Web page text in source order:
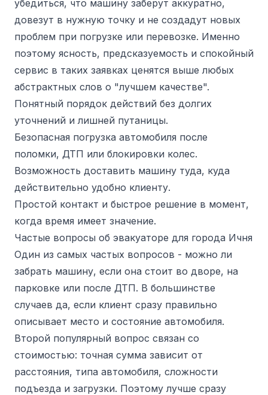
убедиться, что машину заберут аккуратно,
довезут в нужную точку и не создадут новых
проблем при погрузке или перевозке. Именно
поэтому ясность, предсказуемость и спокойный
сервис в таких заявках ценятся выше любых
абстрактных слов о "лучшем качестве".
Понятный порядок действий без долгих
уточнений и лишней путаницы.
Безопасная погрузка автомобиля после
поломки, ДТП или блокировки колес.
Возможность доставить машину туда, куда
действительно удобно клиенту.
Простой контакт и быстрое решение в момент,
когда время имеет значение.
Частые вопросы об эвакуаторе для города Ичня
Один из самых частых вопросов - можно ли
забрать машину, если она стоит во дворе, на
парковке или после ДТП. В большинстве
случаев да, если клиент сразу правильно
описывает место и состояние автомобиля.
Второй популярный вопрос связан со
стоимостью: точная сумма зависит от
расстояния, типа автомобиля, сложности
подъезда и загрузки. Поэтому лучше сразу